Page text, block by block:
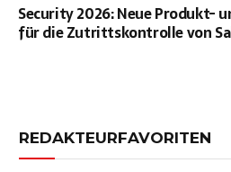
Security 2026: Neue Produkt-
für die Zutrittskontrolle von
REDAKTEURFAVORITEN